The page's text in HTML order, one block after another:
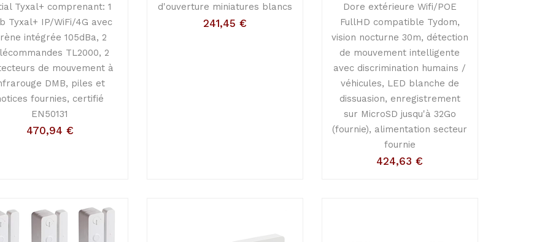
Tyxal+ comprenant: 1
Tyxal+ IP/WiFi/4G avec
intégrée 105dBa, 2
TL2000, 2
de mouvement à
DMB, piles et
fournies, certifié
EN50131
470,94 €
d'ouverture miniatures blancs
241,45 €
Dore extérieure Wifi/POE
FullHD compatible Tydom,
vision nocturne 30m, détection
de mouvement intelligente
avec discrimination humains /
véhicules, LED blanche de
dissuasion, enregistrement
sur MicroSD jusqu'à 32Go
(fournie), alimentation secteur
fournie
424,63 €